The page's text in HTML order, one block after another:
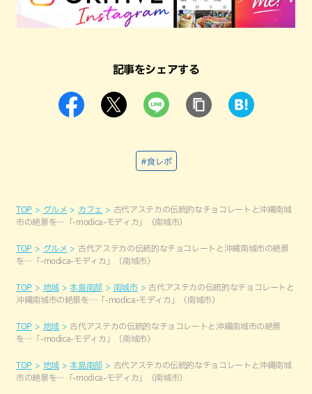
記事をシェアする
#食レポ
TOP グルメ カフェ
古代アステカの伝統的なチョコレートと沖縄南城
市の絶景を…「-modica-モディカ」（南城市）
TOP グルメ
古代アステカの伝統的なチョコレートと沖縄南城市の絶景
を…「-modica-モディカ」（南城市）
TOP 地域 本島南部 南城市
古代アステカの伝統的なチョコレートと
沖縄南城市の絶景を…「-modica-モディカ」（南城市）
TOP 地域
古代アステカの伝統的なチョコレートと沖縄南城市の絶景
を…「-modica-モディカ」（南城市）
TOP 地域 本島南部
古代アステカの伝統的なチョコレートと沖縄南城
市の絶景を…「-modica-モディカ」（南城市）